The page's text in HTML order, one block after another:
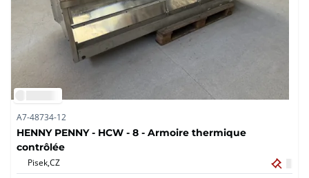
A7-48734-12
HENNY PENNY - HCW - 8 - Armoire thermique
contrôlée
Pisek,CZ